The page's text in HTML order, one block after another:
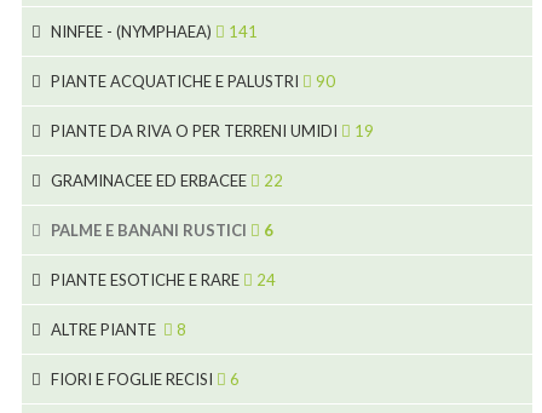
11
6
6
9
8
5
6
5
3
4
20
24
NINFEE - (NYMPHAEA) 141
4
46
53
5
9
PIANTE ACQUATICHE E PALUSTRI 90
8
9
7
PIANTE DA RIVA O PER TERRENI UMIDI 19
15
GRAMINACEE ED ERBACEE 22
10
PALME E BANANI RUSTICI 6
3
PIANTE ESOTICHE E RARE 24
ALTRE PIANTE 8
FIORI E FOGLIE RECISI 6